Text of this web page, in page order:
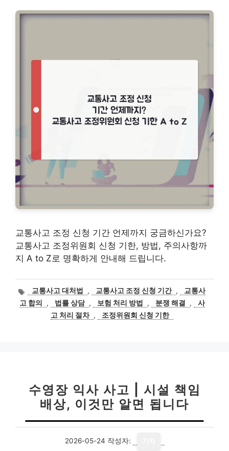
교통사고 조정 신청 기간 언제까지 궁금하신가요?
교통사고 조정위원회 신청 기한, 방법, 주의사항까
지 A to Z로 명확하게 안내해 드립니다.
태
그
교통사고 대처법 , 교통사고 조정 신청 기간 ,
교통사
고 합의
, 법률 상담 , 보험 처리 방법 , 분쟁 해결 ,
사
고 처리 절차 , 조정위원회 신청 기한
수영장 익사 사고 | 시설 책임
배상, 이것만 알면 됩니다
2026-05-24 작성자: